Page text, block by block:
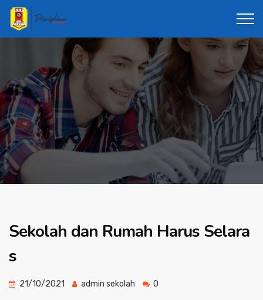
Sekolah dan Rumah Harus Selara
s
21/10/2021 admin sekolah 0